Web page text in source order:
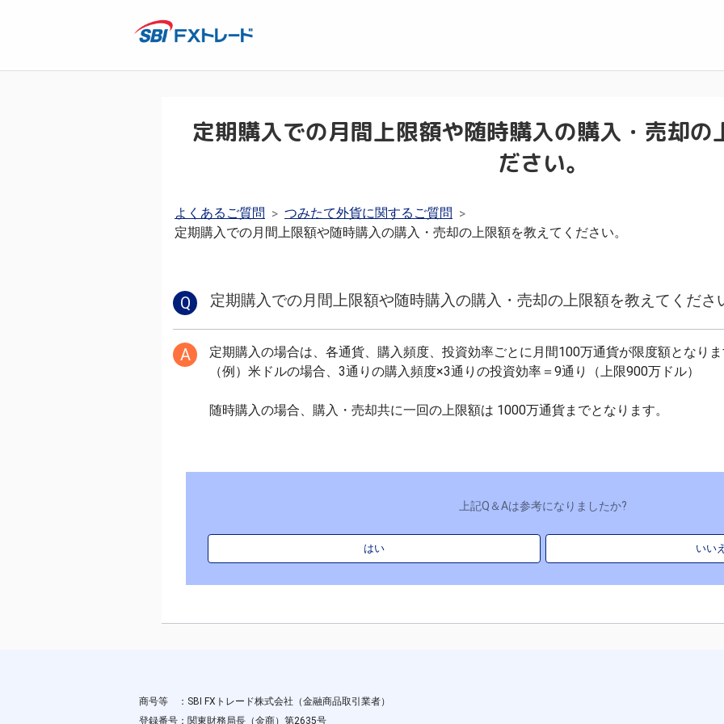
定期購入での月間上限額や随時購入の購入・売却の
ださい。
よくあるご質問 > つみたて外貨に関するご質問 >
定期購入での月間上限額や随時購入の購入・売却の上限額を教えてください。
Q 定期購入での月間上限額や随時購入の購入・売却の上限額を教えてくださ
A
定期購入の場合は、各通貨、購入頻度、投資効率ごとに月間100万通貨が限度額となり
（例）米ドルの場合、3通りの購入頻度×3通りの投資効率＝9通り（上限900万ドル）
随時購入の場合、購入・売却共に一回の上限額は 1000万通貨までとなります。
上記Q＆Aは参考になりましたか?
はい いい
商号等 ：SBI FXトレード株式会社（金融商品取引業者）
登録番号：関東財務局長（金商）第2635号